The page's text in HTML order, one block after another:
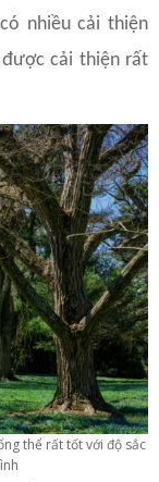
nhiều cải thiện
được cải thiện rất
thể rất tốt với độ sắc